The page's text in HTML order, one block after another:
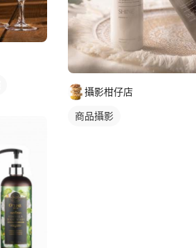
攝影柑仔店
商品攝影